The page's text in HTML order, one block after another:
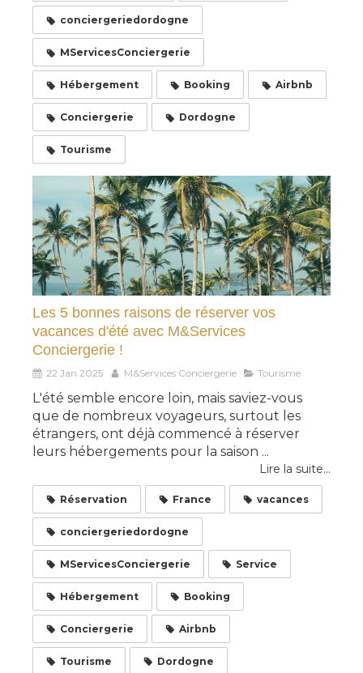
conciergeriedordogne
MServicesConciergerie
Hébergement Booking Airbnb
Conciergerie Dordogne
Tourisme
Les 5 bonnes raisons de réserver vos
vacances d'été avec M&Services
Conciergerie !
22 Jan 2025 M&Services Conciergerie Tourisme
L'été semble encore loin, mais saviez-vous
que de nombreux voyageurs, surtout les
étrangers, ont déjà commencé à réserver
leurs hébergements pour la saison ...
Lire la suite...
Réservation France vacances
conciergeriedordogne
MServicesConciergerie Service
Hébergement Booking
Conciergerie Airbnb
Tourisme Dordogne